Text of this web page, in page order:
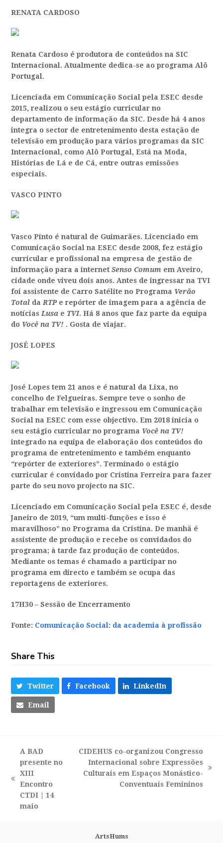
RENATA CARDOSO
Renata Cardoso é produtora de conteúdos na SIC
Internacional. Atualmente dedica-se ao programa Alô
Portugal.
Licenciada em Comunicação Social pela ESEC desde
2015, realizou o seu estágio curricular no
departamento de informação da SIC. Desde há 4 anos
integra o sector de entretenimento desta estação de
televisão em produção para vários programas da SIC
Internacional, como Alô Portugal, Está na Moda,
Histórias de Lá e de Cá, entre outras emissões
especiais.
VASCO PINTO
Vasco Pinto é natural de Guimarães. Licenciado em
Comunicação Social na ESEC desde 2008, fez estágio
curricular e profissional na empresa de gestão de
informação para a internetSenso Comum em Aveiro,
cidade onde viveu dois anos. Antes de ingressar na TVI
foi assistente de Carro Satélite no Programa Verão
Total daRTPe repórter de imagem para a agência de
notíciasLusa e TVI. Há 8 anos que faz parte da equipa
do Você na TV! . Gosta de viajar.
JOSÉ LOPES
José Lopes tem 21 anos e é natural da Lixa, no
concelho de Felgueiras. Sempre teve o sonho de
trabalhar em televisão e ingressou em Comunicação
Social na ESEC com esse objectivo. Em 2018 inicia o
seu estágio curricular no programa Você na TV!
integrado na equipa de elaboração dos conteúdos do
programa de entretenimento e também enquanto
“repórter de exteriores”. Terminado o estágio
curricular é convidado por Cristina Ferreira para fazer
parte do seu novo projecto na SIC.
Licenciado em Comunicação Social pela ESEC é, desde
Janeiro de 2019, “um multi-funções e isso é
maravilhoso” no Programa da Cristina. De manhã é
assistente de produção e recebe os convidados do
programa; à tarde faz produção de conteúdos.
Mediante os temas é chamado a participar no
programa em directo e também se ocupa das
reportagens de exteriores.
17H30 –Sessão de Encerramento
Fonte: Comunicação Social: da academia à profissão
Share This
Twitter Facebook LinkedIn
Email
previous
post:
A BAD
presente no
XIII
Encontro
CTDI | 14
maio
next
CIDEHUS co-organizou Congresso
Internacional sobre Expressões
Culturais em Espaços Monástico-
Conventuais Femininos
ArtsHums